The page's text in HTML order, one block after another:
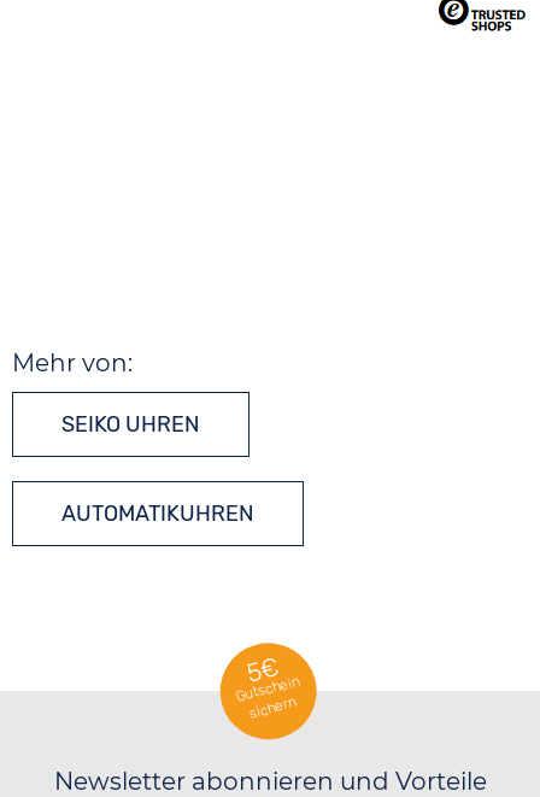
Mehr von:
SEIKO UHREN
AUTOMATIKUHREN
5€
Gutschein
sichern
Newsletter abonnieren und Vorteile